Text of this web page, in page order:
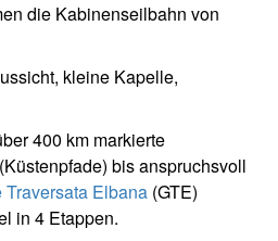
die Kabinenseilbahn von
kleine Kapelle,
400 km markierte
bis anspruchsvoll
Traversata Elbana (GTE)
in 4 Etappen.